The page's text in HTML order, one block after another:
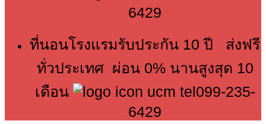
6429
ที่นอนโรงแรมรับประกัน 10 ปี ส่งฟรี
ทั่วประเทศ ผ่อน 0% นานสูงสุด 10
เดือน
099-235-
6429